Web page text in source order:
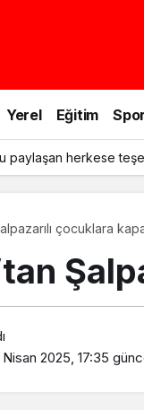
Yerel Eğitim Spor
paylaşan herkese
çocuklara
2025, 17:35